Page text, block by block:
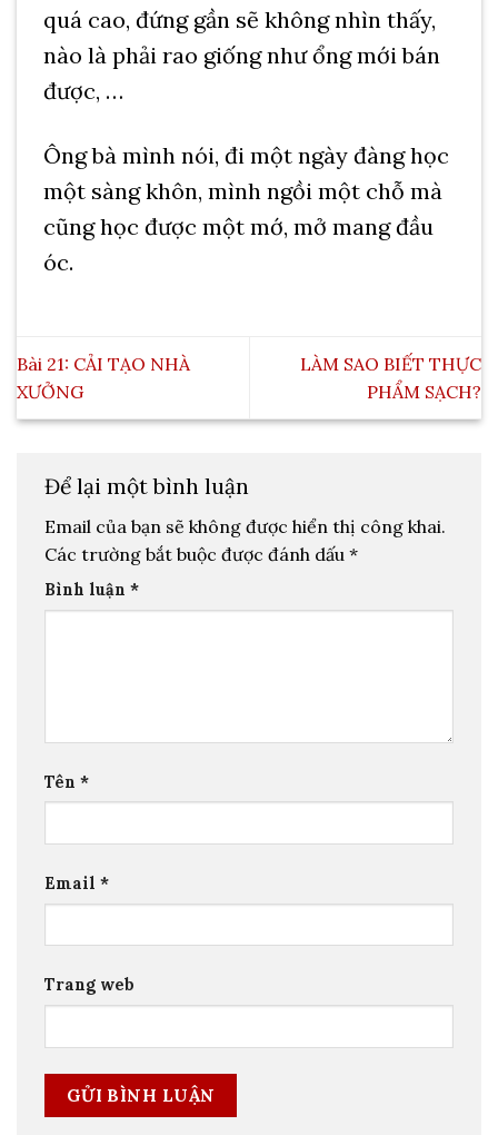
quá cao, đứng gần sẽ không nhìn thấy,
nào là phải rao giống như ổng mới bán
được, …
Ông bà mình nói, đi một ngày đàng học
một sàng khôn, mình ngồi một chỗ mà
cũng học được một mớ, mở mang đầu
óc.
Bài 21: CẢI TẠO NHÀ
XƯỞNG
LÀM SAO BIẾT THỰC
PHẨM SẠCH?
Để lại một bình luận
Email của bạn sẽ không được hiển thị công khai.
Các trường bắt buộc được đánh dấu *
Bình luận *
Tên *
Email *
Trang web